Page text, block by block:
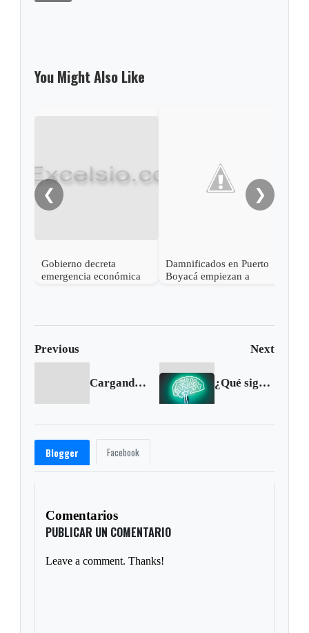
You Might Also Like
❮
Gobierno decreta
emergencia económica
Damnificados en Puerto
Boyacá empiezan a
❯
Previous Next
Cargando anterior... ¿Qué significa?: Meollo
Blogger Facebook
Comentarios
PUBLICAR UN COMENTARIO
Leave a comment. Thanks!